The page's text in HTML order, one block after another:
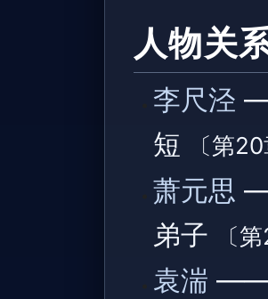
人物关
李尺泾
短
〔第
萧元思
弟子
〔
袁湍 ——